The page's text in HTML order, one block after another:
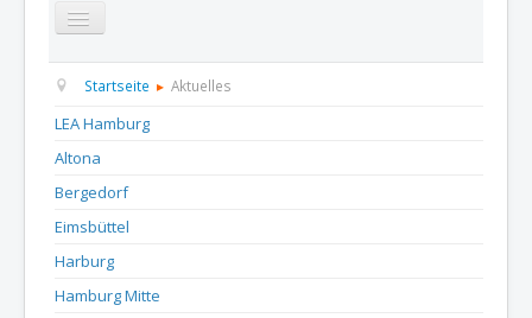
Startseite Über uns
Informationen
Kontakt
Startseite Aktuelles
LEA Hamburg
Altona
Bergedorf
Eimsbüttel
Harburg
Hamburg Mitte